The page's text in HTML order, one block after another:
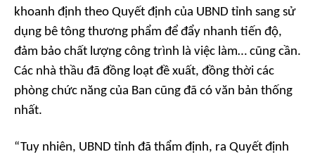
khoanh định theo Quyết định của UBND tỉnh sang sử
dụng bê tông thương phẩm để đẩy nhanh tiến độ,
đảm bảo chất lượng công trình là việc làm… cũng cần.
Các nhà thầu đã đồng loạt đề xuất, đồng thời các
phòng chức năng của Ban cũng đã có văn bản thống
nhất.
“Tuy nhiên, UBND tỉnh đã thẩm định, ra Quyết định